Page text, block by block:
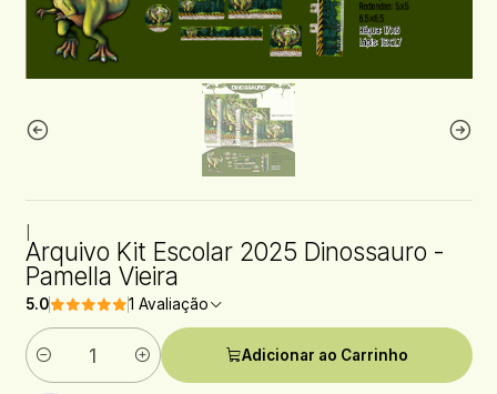
Arquivo Kit Escolar 2025 Dinossauro -
Pamella Vieira
5.0 1 Avaliação
Quantidade
Adicionar ao Carrinho